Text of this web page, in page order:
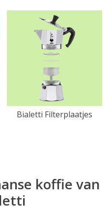
Bialetti Filterplaatjes
koffie van